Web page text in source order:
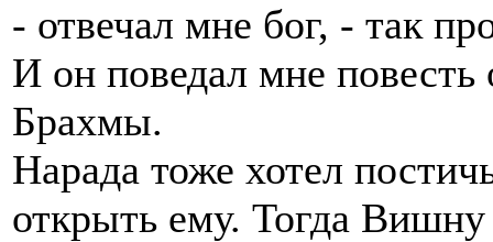
- отвечал мне бог, - так
И он поведал мне
Брахмы.
Нарада тоже хотел
открыть ему. Тогда